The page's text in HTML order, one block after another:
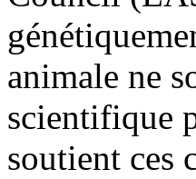
animale ne
scientifique
soutient ces